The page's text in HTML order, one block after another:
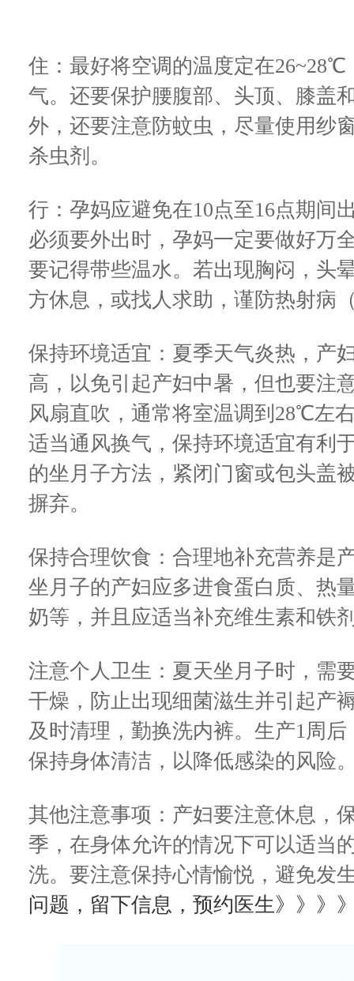
住：最好将空调的温度定在
气。还要保护腰腹部、头顶、膝盖
外，还要注意防蚊虫，尽量使用纱
杀虫剂。
行：孕妈应避免在10点至16点期间
必须要外出时，孕妈一定要做好万
要记得带些温水。若出现胸闷，头
方休息，或找人求助，谨防热射病
保持环境适宜：夏季天气炎热，产
高，以免引起产妇中暑，但也要注
风扇直吹，通常将室温调到28℃左
适当通风换气，保持环境适宜有利
的坐月子方法，紧闭门窗或包头盖
摒弃。
保持合理饮食：合理地补充营养是
坐月子的产妇应多进食蛋白质、热
奶等，并且应适当补充维生素和铁
注意个人卫生：夏天坐月子时，需
干燥，防止出现细菌滋生并引起产
及时清理，勤换洗内裤。生产1周
保持身体清洁，以降低感染的风险
其他注意事项：产妇要注意休息，
季，在身体允许的情况下可以适当
洗。要注意保持心情愉悦，避免发
问题，留下信息，预约医生》》》